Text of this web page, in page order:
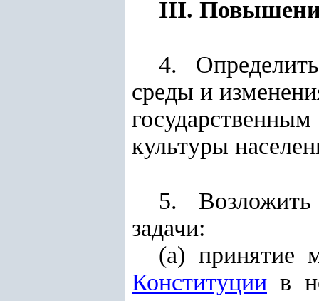
III. Повышение
4.
среды и
культуры
5.
задачи:
(а) принятие
Конституции в